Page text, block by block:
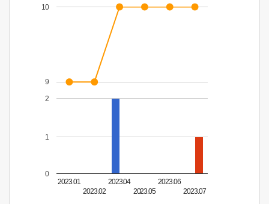
2023.01
2023.02
2023.04
2023.05
2023.06
2023.07
0
1
2
9
10